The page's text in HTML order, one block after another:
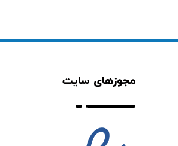
مجوزهای سایت